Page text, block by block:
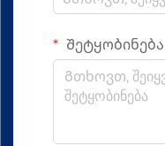
Შეტყობინება